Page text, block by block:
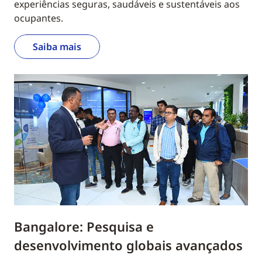
experiências seguras, saudáveis e sustentáveis aos
ocupantes.
Saiba mais
Bangalore: Pesquisa e
desenvolvimento globais avançados